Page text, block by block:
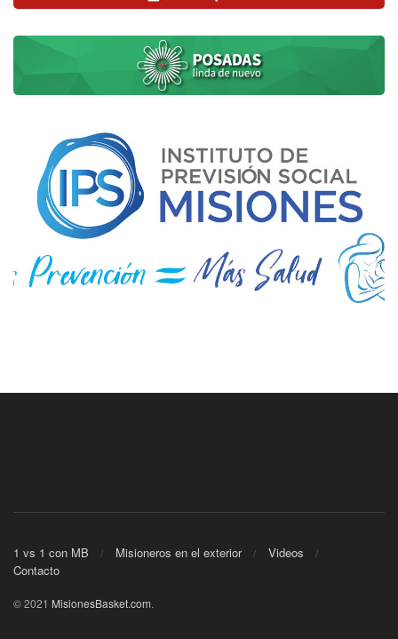
1 vs 1 con MB Misioneros en el exterior
Videos
Contacto
© 2021 MisionesBasket.com.